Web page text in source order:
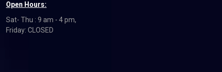
Open Hours:
Sat- Thu : 9 am - 4 pm,
Friday: CLOSED